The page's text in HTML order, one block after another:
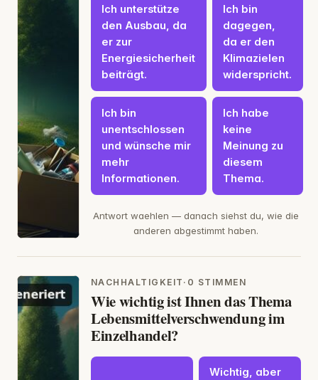
Ich unterstütze
den Ausbau, da
er zur
Energiesicherheit
beiträgt.
Ich bin
dagegen,
da er den
Klimazielen
widerspricht.
Ich bin
unentschlossen
und wünsche mir
mehr
Informationen.
Ich habe
keine
Meinung zu
diesem
Thema.
Antwort waehlen — danach siehst du, wie die
anderen abgestimmt haben.
NACHHALTIGKEIT · 0 STIMMEN
Wie wichtig ist Ihnen das Thema
Lebensmittelverschwendung im
Einzelhandel?
Wichtig, aber